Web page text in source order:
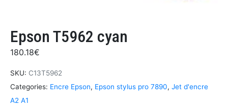
Epson T5962 cyan
180.18€
SKU: C13T5962
Categories: Encre Epson, Epson stylus pro 7890, Jet d'encre
A2 A1